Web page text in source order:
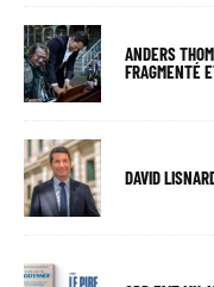
ANDERS
FRAGMENTÉ
DAVID